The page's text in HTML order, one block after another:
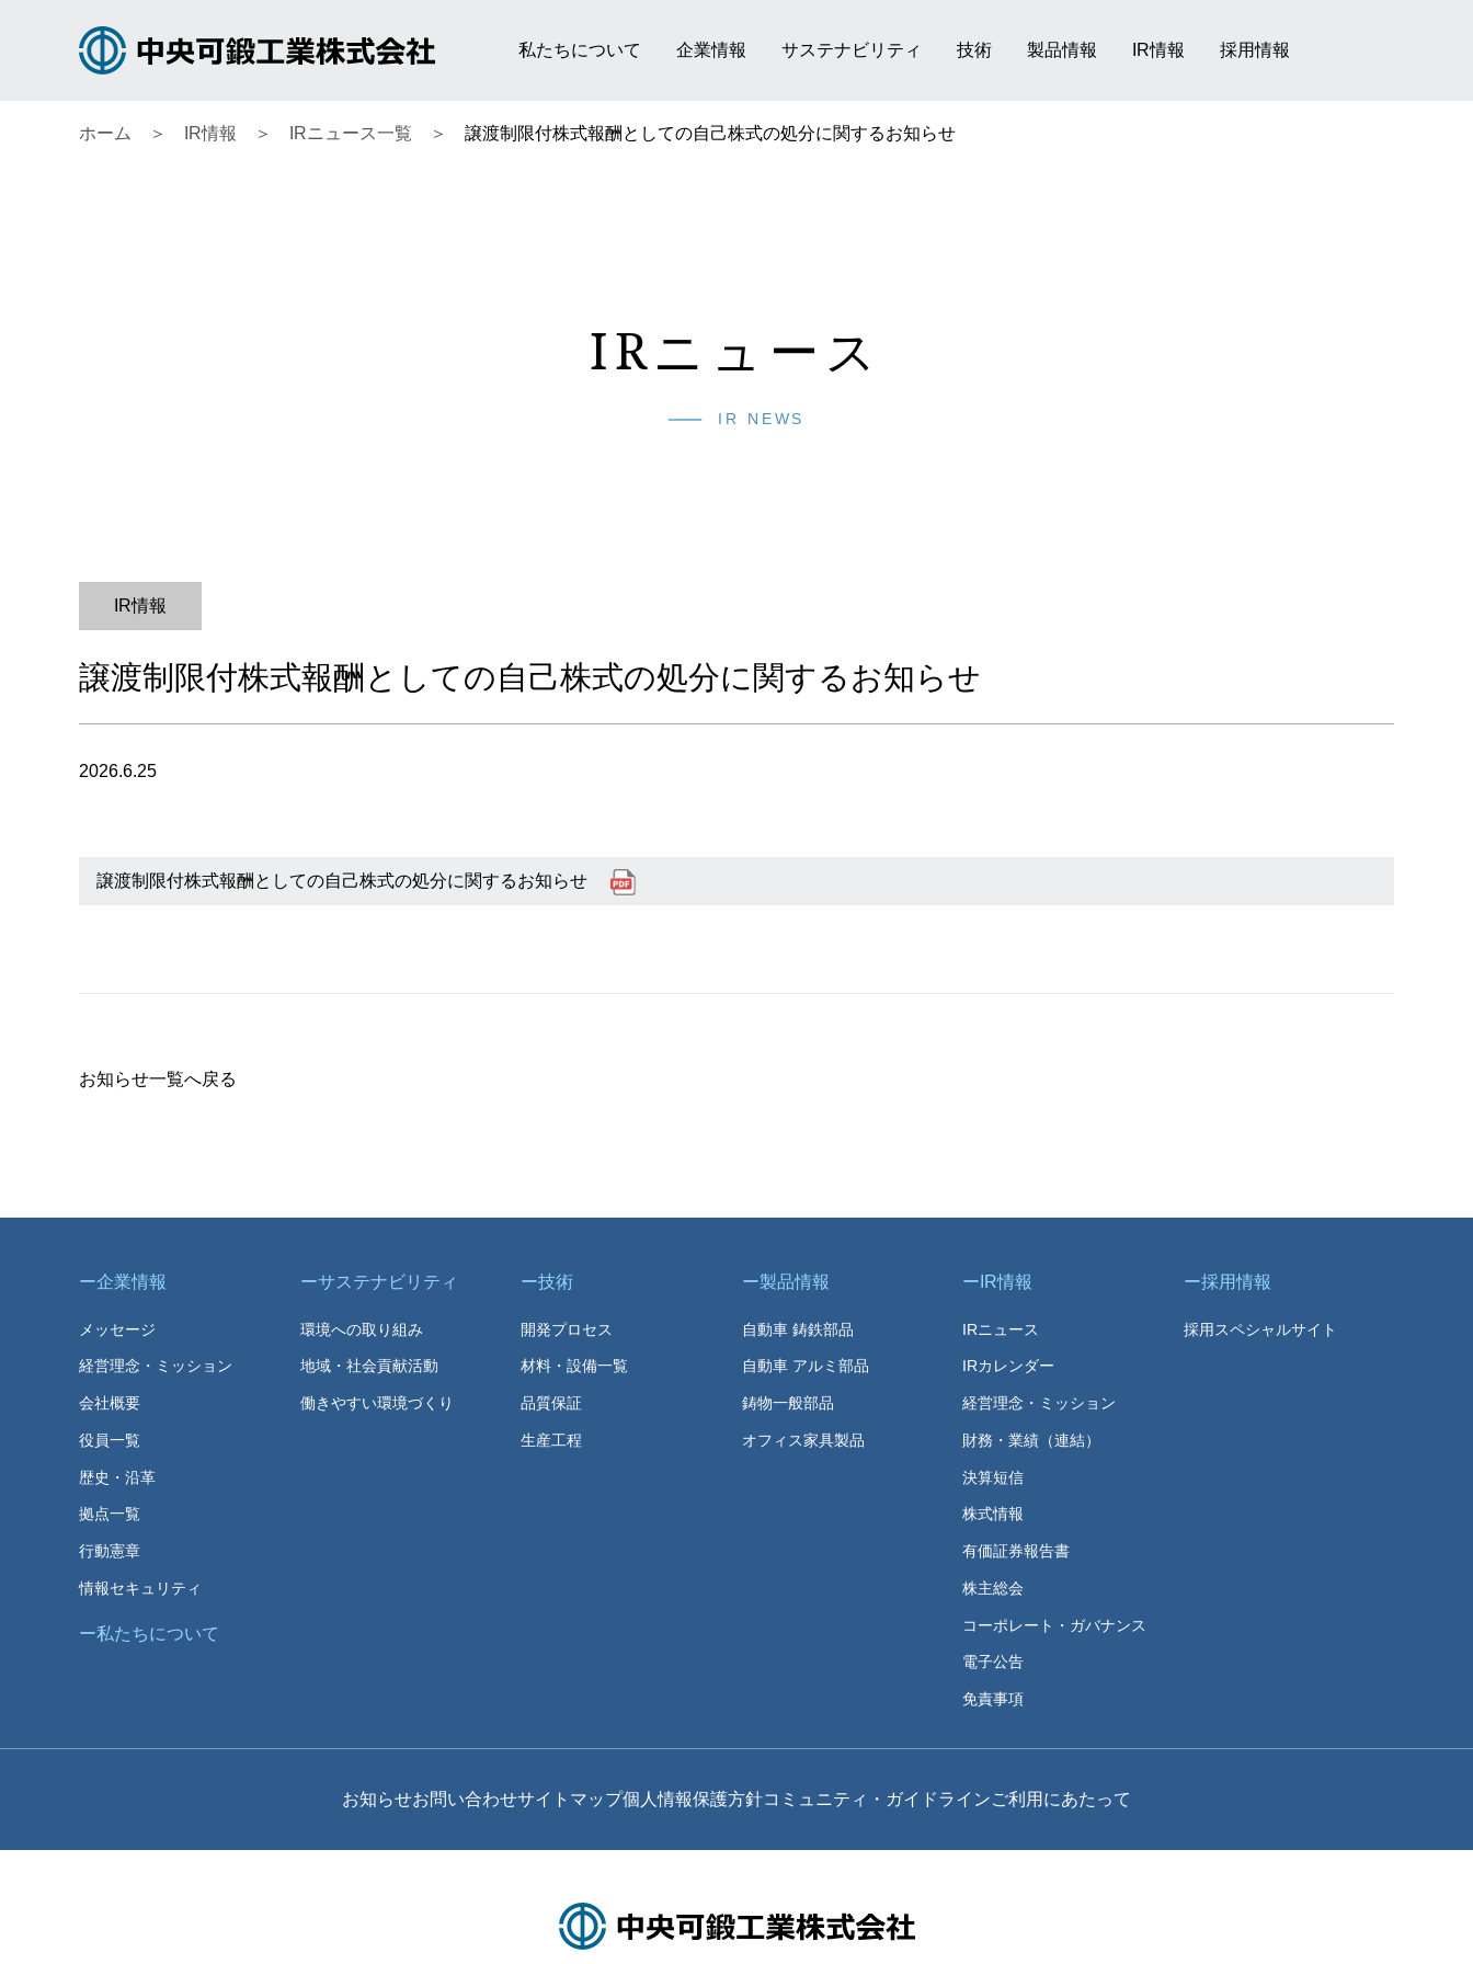
私たちについて 企業情報 サステナビリティ 技術 製品情報 IR情報 採用情報
ホーム IR情報 IRニュース一覧 譲渡制限付株式報酬としての自己株式の処分に関するお知らせ
IRニュース
IR NEWS
IR情報
譲渡制限付株式報酬としての自己株式の処分に関するお知らせ
2026.6.25
譲渡制限付株式報酬としての自己株式の処分に関するお知らせ
お知らせ一覧へ戻る
企業情報
メッセージ
経営理念・ミッション
会社概要
役員一覧
歴史・沿革
拠点一覧
行動憲章
情報セキュリティ
私たちについて
サステナビリティ
環境への取り組み
地域・社会貢献活動
働きやすい環境づくり
技術
開発プロセス
材料・設備一覧
品質保証
生産工程
製品情報
自動車 鋳鉄部品
自動車 アルミ部品
鋳物一般部品
オフィス家具製品
IR情報
IRニュース
IRカレンダー
経営理念・ミッション
財務・業績（連結）
決算短信
株式情報
有価証券報告書
株主総会
コーポレート・ガバナンス
電子公告
免責事項
採用情報
採用スペシャルサイト
お知らせお問い合わせサイトマップ個人情報保護方針コミュニティ・ガイドラインご利用にあたって